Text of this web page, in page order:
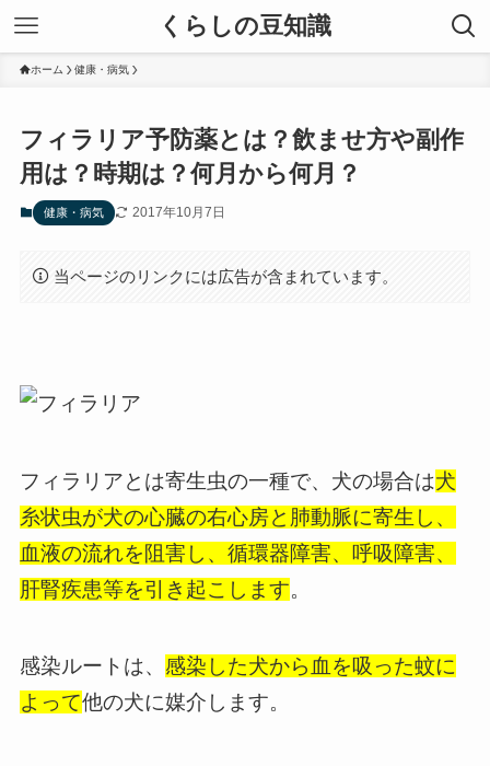
くらしの豆知識
ホーム 健康・病気
フィラリア予防薬とは？飲ませ方や副作
用は？時期は？何月から何月？
健康・病気 2017年10月7日
当ページのリンクには広告が含まれています。
フィラリアとは寄生虫の一種で、犬の場合は犬
糸状虫が犬の心臓の右心房と肺動脈に寄生し、
血液の流れを阻害し、循環器障害、呼吸障害、
肝腎疾患等を引き起こします。
感染ルートは、 感染した犬から血を吸った蚊に
よって他の犬に媒介します。